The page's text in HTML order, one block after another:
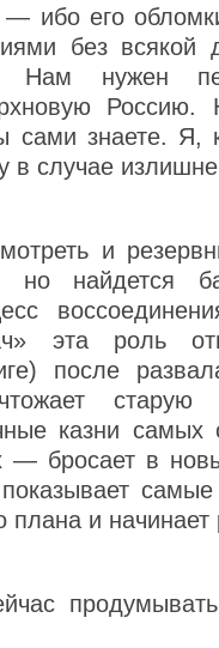
ибо его
без всякой
Нам нужен
Россию.
знаете. Я,
в случае
и
найдется
эта роль
после
старую
казни самых
— бросает в
самые
плана и